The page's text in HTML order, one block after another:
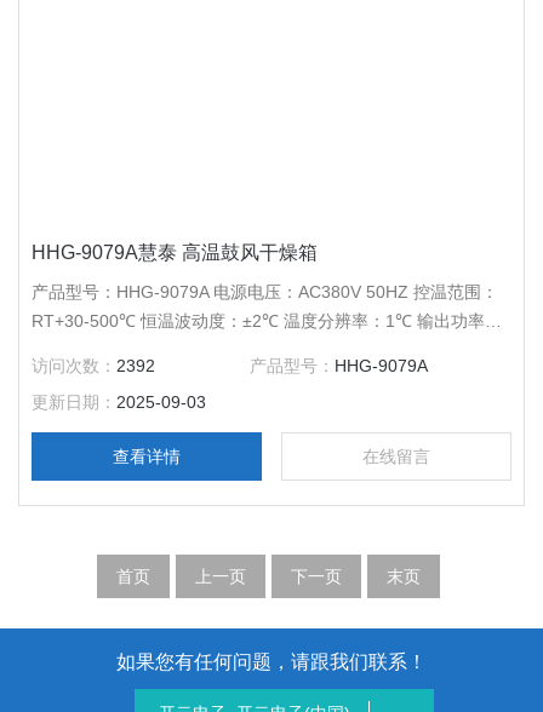
HHG-9079A慧泰 高温鼓风干燥箱
产品型号：HHG-9079A 电源电压：AC380V 50HZ 控温范围：
RT+30-500℃ 恒温波动度：±2℃ 温度分辨率：1℃ 输出功率：
（标配）：2块
访问次数： 2392 产品型号： HHG-9079A
更新日期： 2025-09-03
查看详情 在线留言
首页 上一页 下一页 末页
如果您有任何问题，请跟我们联系！